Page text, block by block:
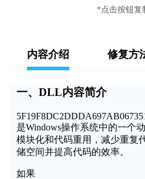
*点击按钮复
内容介绍 修复方
一、DLL内容简介
是Windows操作系统中的一个
模块化和代码重用，减少重复
储空间并提高代码的效率。
如果